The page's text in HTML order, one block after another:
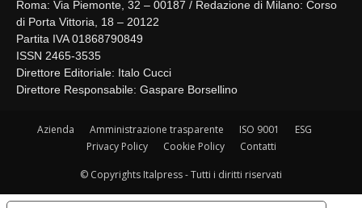
Roma: Via Piemonte, 32 – 00187 / Redazione di Milano: Corso
di Porta Vittoria, 18 – 20122
Partita IVA 01868790849
ISSN 2465-3535
Direttore Editoriale: Italo Cucci
Direttore Responsabile: Gaspare Borsellino
Azienda Amministrazione trasparente ISO 9001
ESG
Privacy Policy
Cookie Policy Contatti
© Copyrights Italpress - Tutti i diritti riservati